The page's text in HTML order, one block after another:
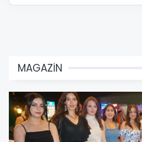
MAGAZİN